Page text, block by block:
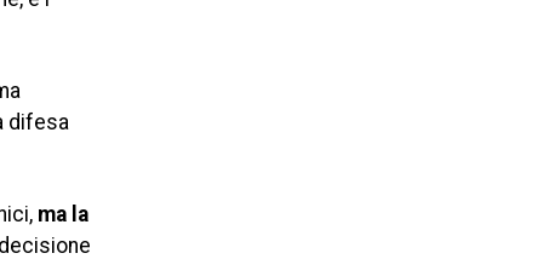
difesa
ma la